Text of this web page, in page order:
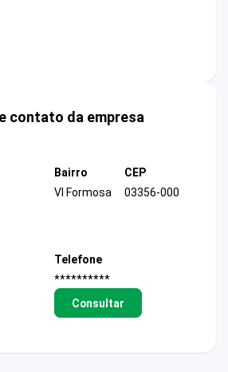
contato da empresa
Bairro
Vl Formosa
CEP
03356-000
Telefone
**********
Consultar